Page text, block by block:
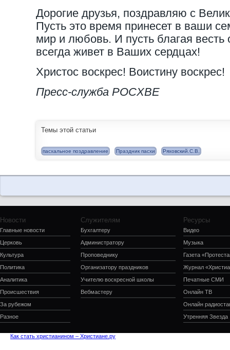
Дорогие друзья, поздравляю с
Пусть это время принесет в ваши
мир и любовь. И пусть благая весть
всегда живет в Ваших сердцах!
Христос воскрес! Воистину воскрес!
Пресс-служба РОСХВЕ
Темы этой статьи
пасхальное поздравление Праздник пасхи Ряховский.С.В.
Новости
Главные новости
Церковь
Культура
Политика
Аналитика
Происшествия
За рубежом
Разное
Служителям
Бухгалтеру
Администратору
Проповеднику
Организатору праздников
Учителю воскресной школы
Вебмастеру
Ресурсы
Видео
Музыка
Газета
Журнал
Печатные СМИ
Онлайн ТВ
Онлайн
Утренняя Звезда
Как стать христианином – Христиане.ру